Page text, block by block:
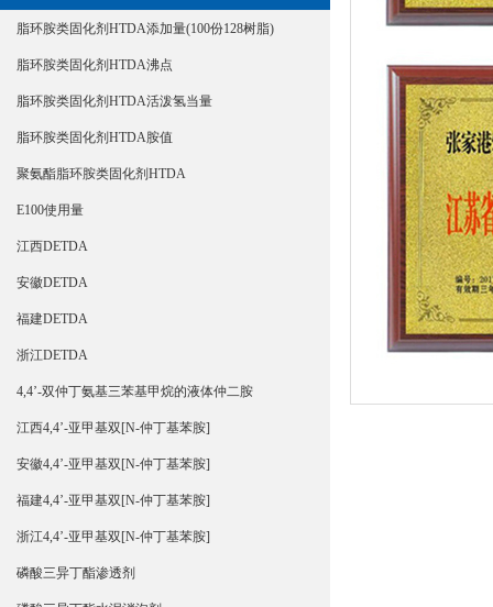
脂环胺类固化剂HTDA添加量(100份128树脂)
脂环胺类固化剂HTDA沸点
脂环胺类固化剂HTDA活泼氢当量
脂环胺类固化剂HTDA胺值
聚氨酯脂环胺类固化剂HTDA
E100使用量
江西DETDA
安徽DETDA
福建DETDA
浙江DETDA
4,4’-双仲丁氨基三苯基甲烷的液体仲二胺
江西4,4’-亚甲基双[N-仲丁基苯胺]
安徽4,4’-亚甲基双[N-仲丁基苯胺]
福建4,4’-亚甲基双[N-仲丁基苯胺]
浙江4,4’-亚甲基双[N-仲丁基苯胺]
磷酸三异丁酯渗透剂